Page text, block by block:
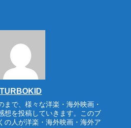
TURBOKID
まで、様々な洋楽・海外映画・
想を投稿していきます。このブ
の人が洋楽・海外映画・海外ア